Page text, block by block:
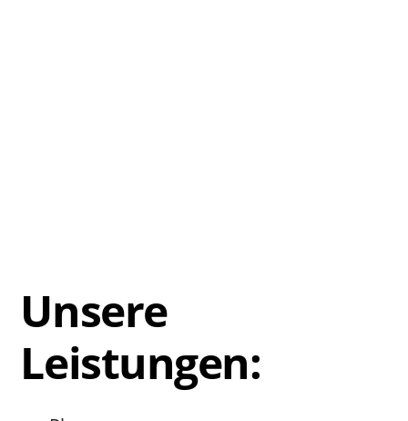
Unsere
Leistungen: